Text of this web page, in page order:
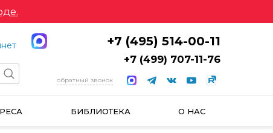
+7 (495) 514-00-11
+7 (499) 707-11-76
обратный звонок
БИБЛИОТЕКА О НАС